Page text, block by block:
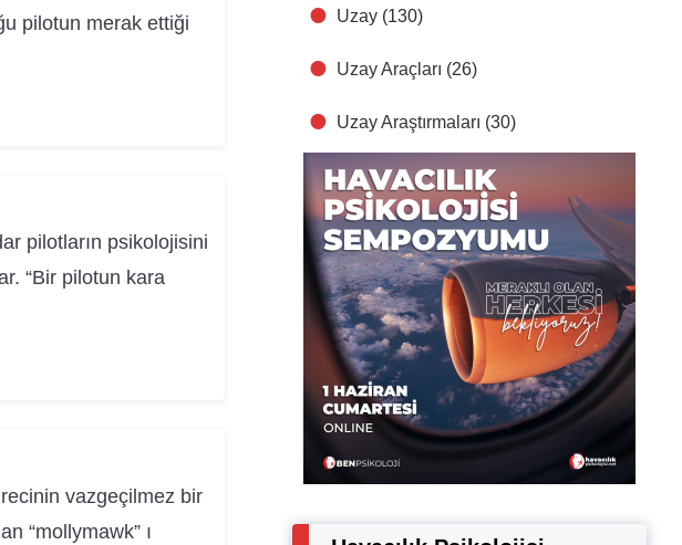
pilotun merak ettiği
pilotların psikolojisini
“Bir pilotun kara
vazgeçilmez bir
“mollymawk” ı
Uzay (130)
Uzay Araçları (26)
Uzay Araştırmaları (30)